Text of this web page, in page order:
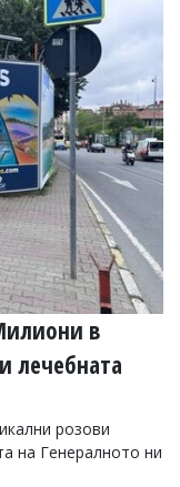
в
лечебната
розови
на Генералното ни